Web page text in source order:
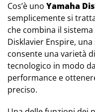
Cos’è uno Yamaha
semplicemente si
che combina il
Disklavier Enspire,
consente una varietà
tecnologico in modo
performance e
preciso.